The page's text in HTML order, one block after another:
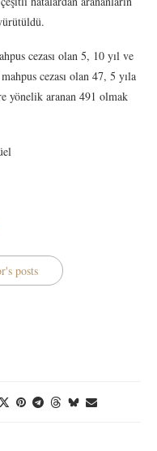
cezası olan 5, 10 yıl ve
cezası olan 47, 5 yıla
yönelik aranan 491 olmak
posts